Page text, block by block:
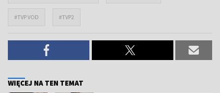
#TVP VOD #TVP2
WIĘCEJ NA TEN TEMAT